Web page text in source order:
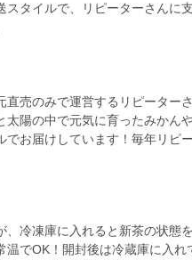
スタイルで、リピーターさんに
直売のみで運営するリピーター
太陽の中で元気に育ったみかん
でお届けしています！毎年リピ
冷凍庫に入れると新茶の状態
温でOK！開封後は冷蔵庫に入